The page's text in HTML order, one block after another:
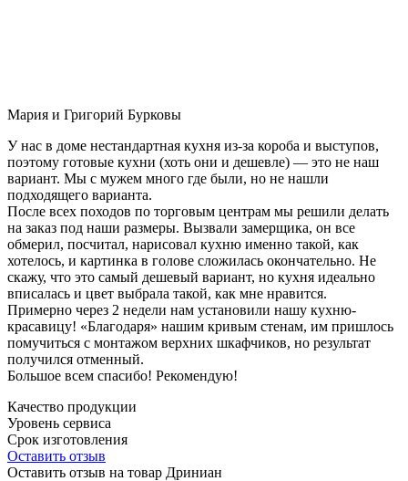
Мария и Григорий Бурковы
У нас в доме нестандартная кухня из-за короба и выступов,
поэтому готовые кухни (хоть они и дешевле) — это не наш
вариант. Мы с мужем много где были, но не нашли
подходящего варианта.
После всех походов по торговым центрам мы решили делать
на заказ под наши размеры. Вызвали замерщика, он все
обмерил, посчитал, нарисовал кухню именно такой, как
хотелось, и картинка в голове сложилась окончательно. Не
скажу, что это самый дешевый вариант, но кухня идеально
вписалась и цвет выбрала такой, как мне нравится.
Примерно через 2 недели нам установили нашу кухню-
красавицу! «Благодаря» нашим кривым стенам, им пришлось
помучиться с монтажом верхних шкафчиков, но результат
получился отменный.
Большое всем спасибо! Рекомендую!
Качество продукции
Уровень сервиса
Срок изготовления
Оставить отзыв
Оставить отзыв на товар Дриниан